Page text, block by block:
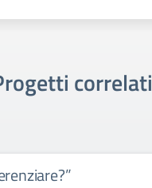
correlati